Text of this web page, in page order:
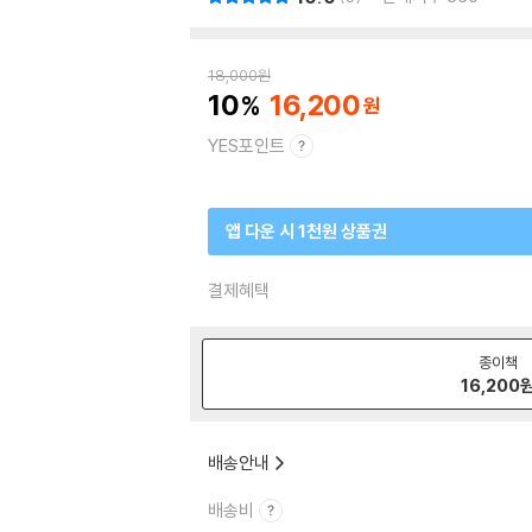
18,000원
10 16,200
YES포인트
앱 다운 시 1천원 상품권
결제혜택
종이책
16,200
배송안내
배송비